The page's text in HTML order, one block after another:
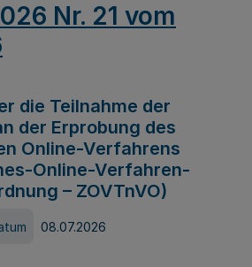
Nr. 21 vom
die Teilnahme der
der Erprobung des
Online-Verfahrens
Online-Verfahren-
– ZOVTnVO)
08.07.2026